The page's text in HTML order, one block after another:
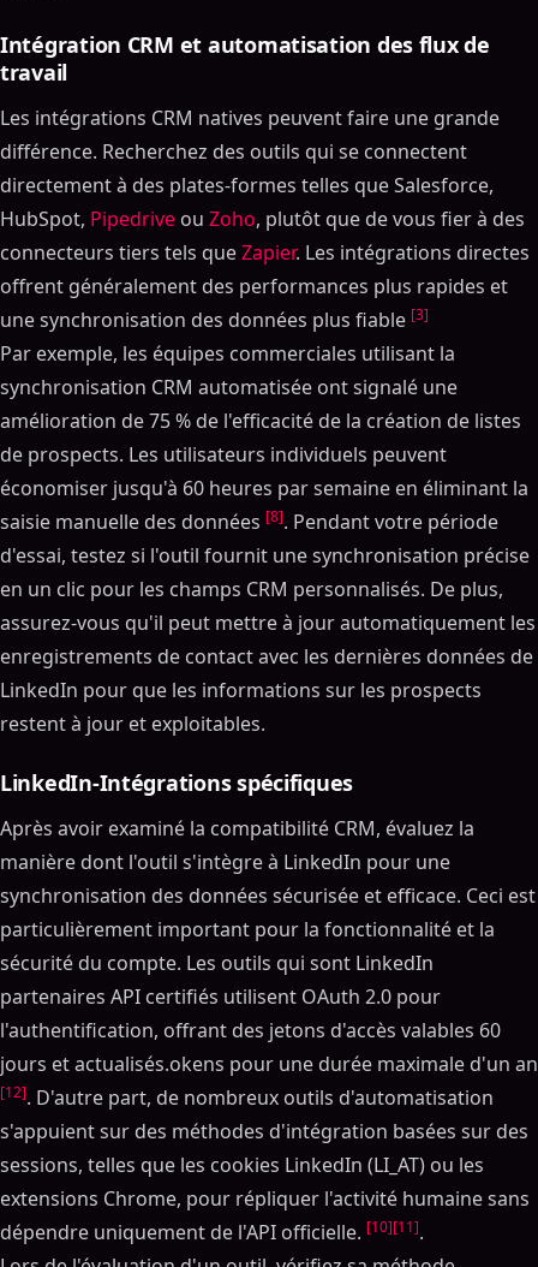
Intégration CRM et automatisation des flux de
travail
Les intégrations CRM natives peuvent faire une grande
différence. Recherchez des outils qui se connectent
directement à des plates-formes telles que Salesforce,
HubSpot, Pipedrive ou Zoho, plutôt que de vous fier à des
connecteurs tiers tels queZapier. Les intégrations directes
offrent généralement des performances plus rapides et
une synchronisation des données plus fiable [3]
Par exemple, les équipes commerciales utilisant la
synchronisation CRM automatisée ont signalé une
amélioration de 75 % de l'efficacité de la création de listes
de prospects. Les utilisateurs individuels peuvent
économiser jusqu'à 60 heures par semaine en éliminant la
saisie manuelle des données [8]. Pendant votre période
d'essai, testez si l'outil fournit une synchronisation précise
en un clic pour les champs CRM personnalisés. De plus,
assurez-vous qu'il peut mettre à jour automatiquement les
enregistrements de contact avec les dernières données de
LinkedIn pour que les informations sur les prospects
restent à jour et exploitables.
LinkedIn-Intégrations spécifiques
Après avoir examiné la compatibilité CRM, évaluez la
manière dont l'outil s'intègre à LinkedIn pour une
synchronisation des données sécurisée et efficace. Ceci est
particulièrement important pour la fonctionnalité et la
sécurité du compte. Les outils qui sont LinkedIn
partenaires API certifiés utilisent OAuth 2.0 pour
l'authentification, offrant des jetons d'accès valables 60
jours et actualisés.okens pour une durée maximale d'un an
[12]. D'autre part, de nombreux outils d'automatisation
s'appuient sur des méthodes d'intégration basées sur des
sessions, telles que les cookies LinkedIn (LI_AT) ou les
extensions Chrome, pour répliquer l'activité humaine sans
dépendre uniquement de l'API officielle. [10][11].